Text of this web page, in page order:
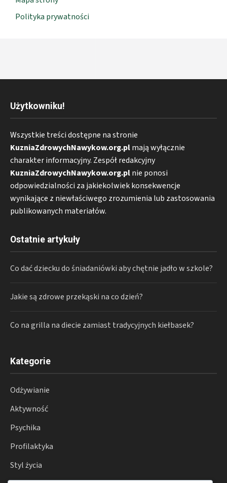
Polityka prywatności
Użytkowniku!
Wszystkie treści dostępne na stronie
KuzniaZdrowychNawykow.org.plmają wyłącznie
charakter informacyjny. Zespół redakcyjny
KuzniaZdrowychNawykow.org.plnie ponosi
odpowiedzialności za jakiekolwiek konsekwencje
wynikające z niewłaściwego zrozumienia lub zastosowania
publikowanych materiałów.
Ostatnie artykuły
Co dać dziecku do śniadaniówki aby chętnie jadło w szkole?
Jakie są zdrowe przekąski na co dzień?
Co na grilla na diecie zamiast tradycyjnych kiełbasek?
Kategorie
Odżywianie
Aktywność
Psychika
Profilaktyka
Styl życia